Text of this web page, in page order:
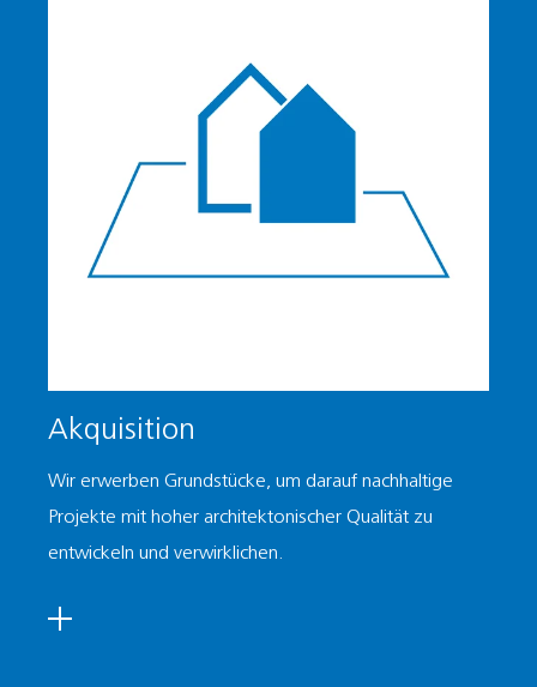
Akquisition
Wir erwerben Grundstücke, um darauf nachhaltige
Projekte mit hoher architektonischer Qualität zu
entwickeln und verwirklichen.